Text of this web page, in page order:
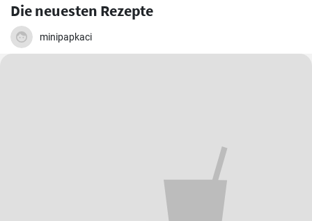
Die neuesten Rezepte
minipapkaci